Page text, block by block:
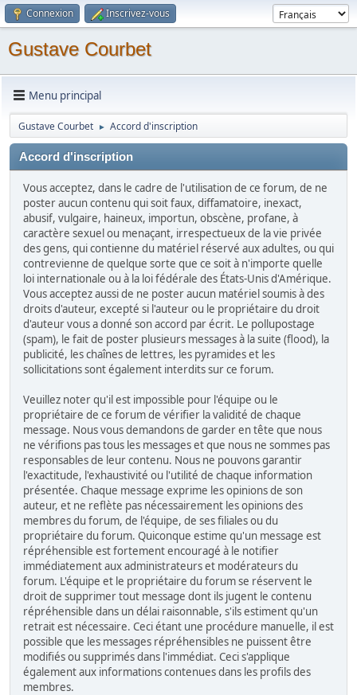
Connexion Inscrivez-vous
Gustave Courbet
Menu principal
Gustave Courbet ► Accord d'inscription
Accord d'inscription
Vous acceptez, dans le cadre de l'utilisation de ce forum, de ne
poster aucun contenu qui soit faux, diffamatoire, inexact,
abusif, vulgaire, haineux, importun, obscène, profane, à
caractère sexuel ou menaçant, irrespectueux de la vie privée
des gens, qui contienne du matériel réservé aux adultes, ou qui
contrevienne de quelque sorte que ce soit à n'importe quelle
loi internationale ou à la loi fédérale des États-Unis d'Amérique.
Vous acceptez aussi de ne poster aucun matériel soumis à des
droits d'auteur, excepté si l'auteur ou le propriétaire du droit
d'auteur vous a donné son accord par écrit. Le pollupostage
(spam), le fait de poster plusieurs messages à la suite (flood), la
publicité, les chaînes de lettres, les pyramides et les
sollicitations sont également interdits sur ce forum.
Veuillez noter qu'il est impossible pour l'équipe ou le
propriétaire de ce forum de vérifier la validité de chaque
message. Nous vous demandons de garder en tête que nous
ne vérifions pas tous les messages et que nous ne sommes pas
responsables de leur contenu. Nous ne pouvons garantir
l'exactitude, l'exhaustivité ou l'utilité de chaque information
présentée. Chaque message exprime les opinions de son
auteur, et ne reflète pas nécessairement les opinions des
membres du forum, de l'équipe, de ses filiales ou du
propriétaire du forum. Quiconque estime qu'un message est
répréhensible est fortement encouragé à le notifier
immédiatement aux administrateurs et modérateurs du
forum. L'équipe et le propriétaire du forum se réservent le
droit de supprimer tout message dont ils jugent le contenu
répréhensible dans un délai raisonnable, s'ils estiment qu'un
retrait est nécessaire. Ceci étant une procédure manuelle, il est
possible que les messages répréhensibles ne puissent être
modifiés ou supprimés dans l'immédiat. Ceci s'applique
également aux informations contenues dans les profils des
membres.